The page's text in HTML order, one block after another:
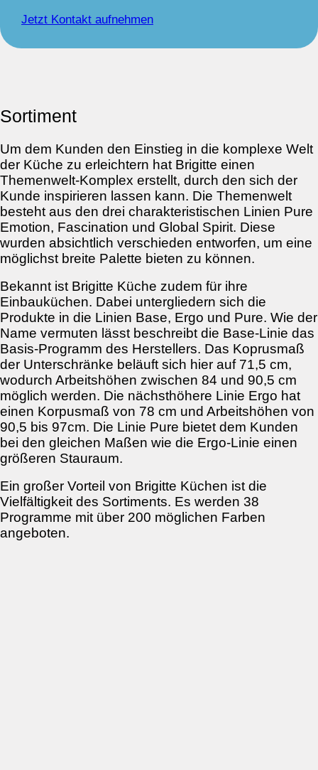
Jetzt Kontakt aufnehmen
Sortiment
Um dem Kunden den Einstieg in die komplexe Welt
der Küche zu erleichtern hat Brigitte einen
Themenwelt-Komplex erstellt, durch den sich der
Kunde inspirieren lassen kann. Die Themenwelt
besteht aus den drei charakteristischen Linien Pure
Emotion, Fascination und Global Spirit. Diese
wurden absichtlich verschieden entworfen, um eine
möglichst breite Palette bieten zu können.
Bekannt ist Brigitte Küche zudem für ihre
Einbauküchen. Dabei untergliedern sich die
Produkte in die Linien Base, Ergo und Pure. Wie der
Name vermuten lässt beschreibt die Base-Linie das
Basis-Programm des Herstellers. Das Koprusmaß
der Unterschränke beläuft sich hier auf 71,5 cm,
wodurch Arbeitshöhen zwischen 84 und 90,5 cm
möglich werden. Die nächsthöhere Linie Ergo hat
einen Korpusmaß von 78 cm und Arbeitshöhen von
90,5 bis 97cm. Die Linie Pure bietet dem Kunden
bei den gleichen Maßen wie die Ergo-Linie einen
größeren Stauraum.
Ein großer Vorteil von Brigitte Küchen ist die
Vielfältigkeit des Sortiments. Es werden 38
Programme mit über 200 möglichen Farben
angeboten.